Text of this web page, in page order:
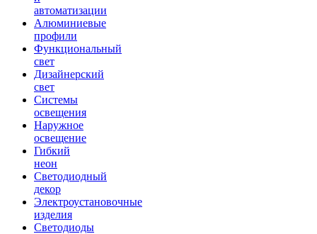
автоматизации
Алюминиевые
профили
Функциональный
свет
Дизайнерский
свет
Системы
освещения
Наружное
освещение
Гибкий
неон
Светодиодный
декор
Электроустановочные
изделия
Светодиоды